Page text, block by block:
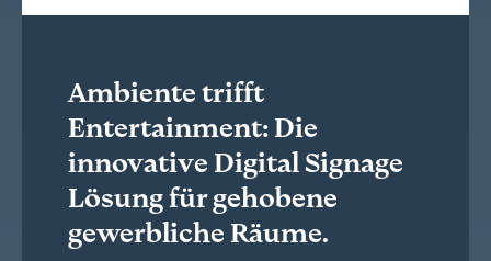
Ambiente trifft
Entertainment: Die
innovative Digital Signage
Lösung für gehobene
gewerbliche Räume.